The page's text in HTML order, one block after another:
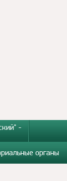
-
органы